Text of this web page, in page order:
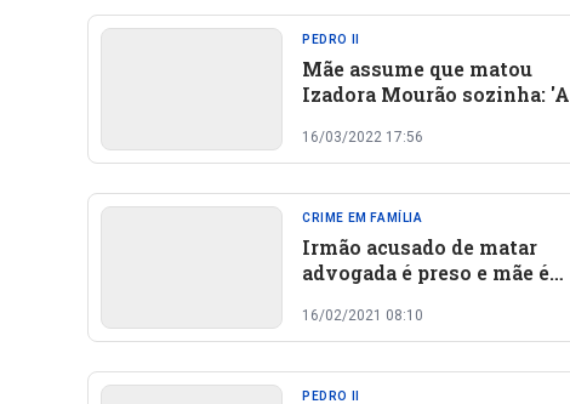
PEDRO II
Mãe assume que matou
Izadora Mourão sozinha: 'A
16/03/2022 17:56
CRIME EM FAMÍLIA
Irmão acusado de matar
advogada é preso e mãe é
16/02/2021 08:10
PEDRO II